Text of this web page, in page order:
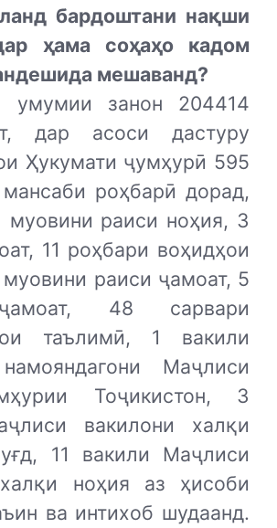
бардоштани нақши
ҳама соҳаҳо кадом
мешаванд?
умумии занон 204414
дар асоси дастуру
Ҳукумати ҷумҳурӣ 595
роҳбарӣ дорад,
муовини раиси ноҳия, 3
11 роҳбари воҳидҳои
раиси ҷамоат, 5
48 сарвари
таълимӣ, 1 вакили
Маҷлиси
Тоҷикистон, 3
вакилони халқи
11 вакили Маҷлиси
ноҳия аз ҳисоби
ва интихоб шудаанд.